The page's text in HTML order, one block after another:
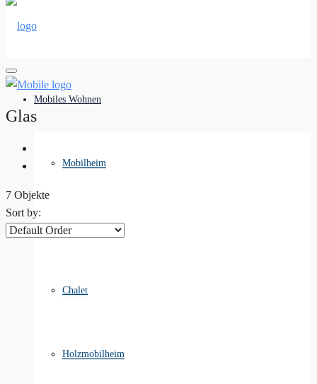
Mobiles Wohnen
Mobilheim
Tiny House
Chalet
Holzmobilheim
Glas
7 Objekte
Sort by: